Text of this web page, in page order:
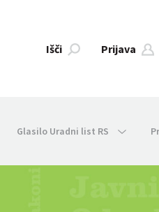
Išči Prijava
Glasilo Uradni list RS